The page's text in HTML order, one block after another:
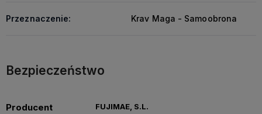
Przeznaczenie: Krav Maga - Samoobrona
Bezpieczeństwo
Producent
FUJIMAE, S.L.